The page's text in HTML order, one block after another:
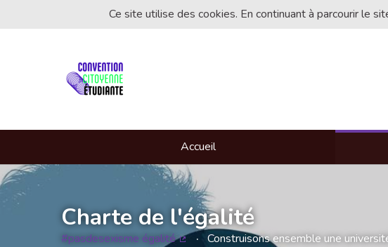
Ce site utilise des cookies. En continuant à parcourir le
Accueil
Charte de l'égalité
#pasdesexisme égalité Construisons ensemble une